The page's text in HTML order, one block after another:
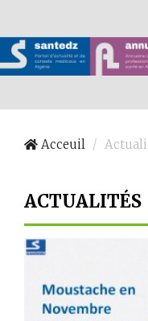
Acceuil
ACTUALITÉS